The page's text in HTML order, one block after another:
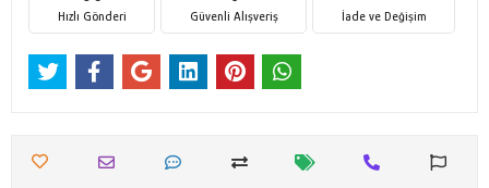
Hızlı Gönderi Güvenli Alışveriş İade ve Değişim